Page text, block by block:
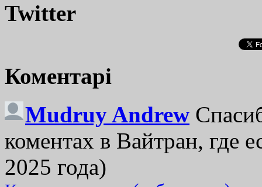
Twitter
Коментарі
Mudruy Andrew
коментах в Вайтран, где
2025 года)